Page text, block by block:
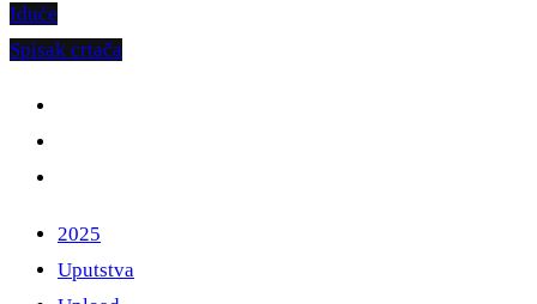
Iduće
Spisak crtača
2025
Uputstva